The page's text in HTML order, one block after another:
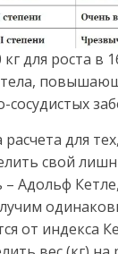
для роста в
тела,
сосудистых
для
свой
Адольф
от индекса